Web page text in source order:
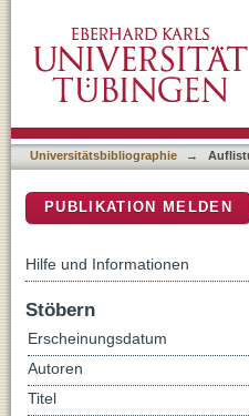
Universitätsbibliographie →
PUBLIKATION MELDEN
Hilfe und Informationen
Stöbern
Erscheinungsdatum
Autoren
Titel